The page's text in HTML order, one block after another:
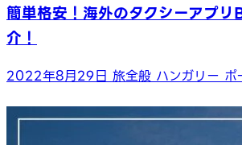
簡単格安！海外のタクシーアプ
介！
2022年8月29日 旅全般 ハンガリー ポ